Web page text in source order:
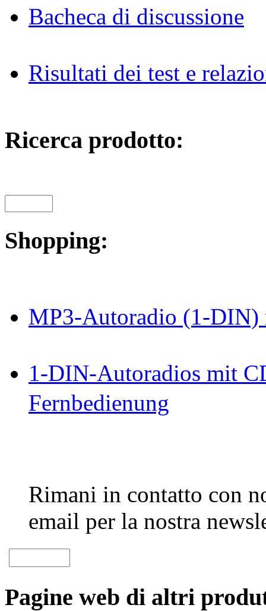
Bacheca di discussione
Risultati dei test e
Ricerca prodotto:
Shopping:
MP3-Autoradio (1-DIN)
1-DIN-Autoradios mit
Fernbedienung
Rimani in contatto con
email per la nostra
Pagine web di altri